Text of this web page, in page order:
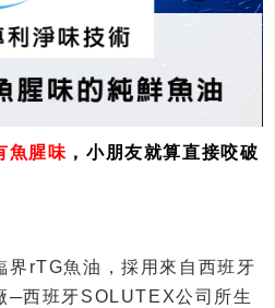
魚腥味 ，小朋友就算直接咬破
界rTG魚油，採用來自西班牙
─西班牙SOLUTEX公司所生